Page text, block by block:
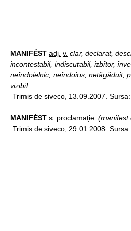
MANIFÉST adj. v. clar, declarat,
incontestabil, indiscutabil, izbitor,
neîndoielnic, neîndoios, netăgăduit,
vizibil.
Trimis de siveco, 13.09.2007. Sursa:
MANIFÉST s. proclamaţie. (manifest
Trimis de siveco, 29.01.2008. Sursa: